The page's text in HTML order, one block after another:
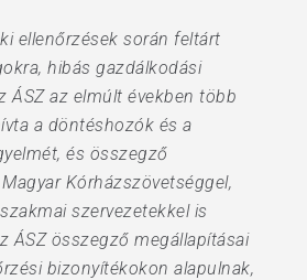
ellenőrzések során feltárt
hibás gazdálkodási
ÁSZ az elmúlt években több
a döntéshozók és a
és összegző
Kórházszövetséggel,
szervezetekkel is
ÁSZ összegző megállapításai
bizonyítékokon alapulnak,